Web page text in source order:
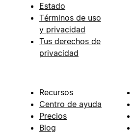
Estado
Términos de uso
y privacidad
Tus derechos de
privacidad
Recursos
Centro de ayuda
Precios
Blog